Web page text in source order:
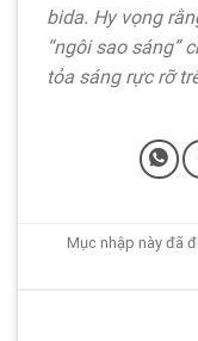
bida. Hy vọng
“ngôi sao sáng”
tỏa sáng rực rỡ
Mục nhập này đã